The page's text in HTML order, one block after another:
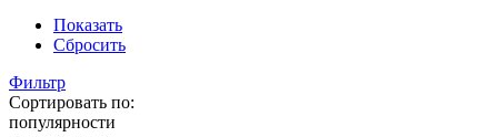
Показать
Сбросить
Фильтр
Сортировать по:
популярности